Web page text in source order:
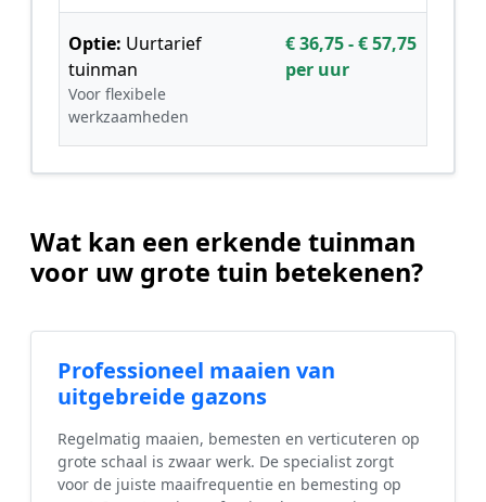
Optie: Uurtarief
tuinman
Voor flexibele
werkzaamheden
€ 36,75 - € 57,75
per uur
Wat kan een erkende tuinman
voor uw grote tuin betekenen?
Professioneel maaien van
uitgebreide gazons
Regelmatig maaien, bemesten en verticuteren op
grote schaal is zwaar werk. De specialist zorgt
voor de juiste maaifrequentie en bemesting op